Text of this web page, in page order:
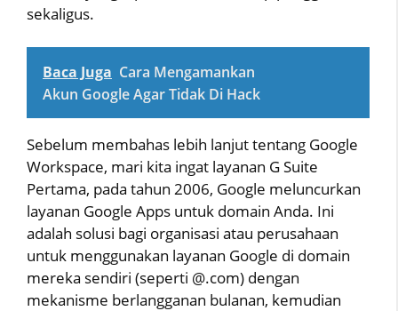
sekaligus.
Baca Juga Cara Mengamankan
Akun Google Agar Tidak Di Hack
Sebelum membahas lebih lanjut tentang Google
Workspace, mari kita ingat layanan G Suite
Pertama, pada tahun 2006, Google meluncurkan
layanan Google Apps untuk domain Anda. Ini
adalah solusi bagi organisasi atau perusahaan
untuk menggunakan layanan Google di domain
mereka sendiri (seperti @.com) dengan
mekanisme berlangganan bulanan, kemudian